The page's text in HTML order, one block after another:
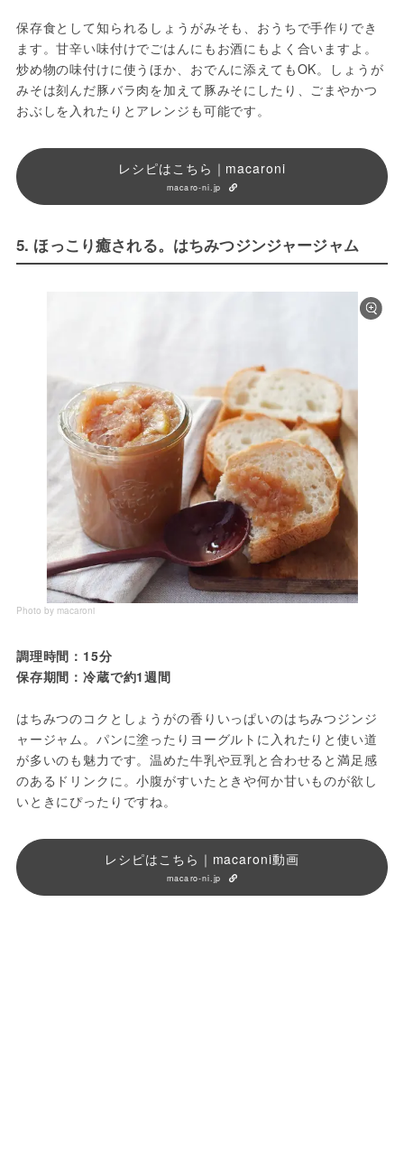
保存食として知られるしょうがみそも、おうちで手作りでき
ます。甘辛い味付けでごはんにもお酒にもよく合いますよ。
炒め物の味付けに使うほか、おでんに添えてもOK。しょうが
みそは刻んだ豚バラ肉を加えて豚みそにしたり、ごまやかつ
おぶしを入れたりとアレンジも可能です。
レシピはこちら｜macaroni
macaro-ni.jp
5. ほっこり癒される。はちみつジンジャージャム
Photo by macaroni
調理時間：15分
保存期間：冷蔵で約1週間
はちみつのコクとしょうがの香りいっぱいのはちみつジンジ
ャージャム。パンに塗ったりヨーグルトに入れたりと使い道
が多いのも魅力です。温めた牛乳や豆乳と合わせると満足感
のあるドリンクに。小腹がすいたときや何か甘いものが欲し
いときにぴったりですね。
レシピはこちら｜macaroni動画
macaro-ni.jp